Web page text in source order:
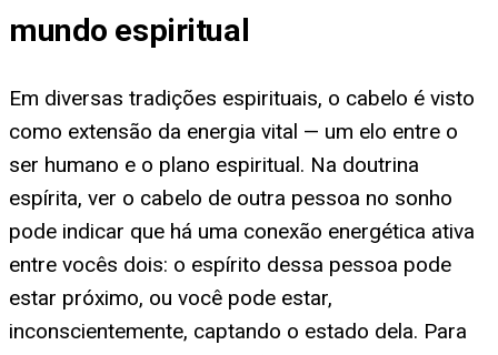
mundo espiritual
Em diversas tradições espirituais, o cabelo é visto
como extensão da energia vital — um elo entre o
ser humano e o plano espiritual. Na doutrina
espírita, ver o cabelo de outra pessoa no sonho
pode indicar que há uma conexão energética ativa
entre vocês dois: o espírito dessa pessoa pode
estar próximo, ou você pode estar,
inconscientemente, captando o estado dela. Para